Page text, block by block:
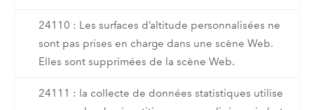
24110 : Les surfaces d’altitude personnalisées ne
sont pas prises en charge dans une scène Web.
Elles sont supprimées de la scène Web.
24111 : la collecte de données statistiques utilise